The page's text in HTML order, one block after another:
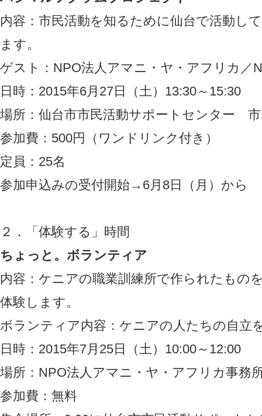
内容：市民活動を知るために仙台で活動し
ます。
ゲスト：NPO法人アマニ・ヤ・アフリカ／
日時：2015年6月27日（土）13:30～15:30
場所：仙台市市民活動サポートセンター
参加費：500円（ワンドリンク付き）
定員：25名
参加申込みの受付開始→6月8日（月）から
２．「体験する」時間
ちょっと。ボランティア
内容：ケニアの職業訓練所で作られたもの
体験します。
ボランティア内容：ケニアの人たちの自立
日時：2015年7月25日（土）10:00～12:00
場所：NPO法人アマニ・ヤ・アフリカ事務
参加費：無料